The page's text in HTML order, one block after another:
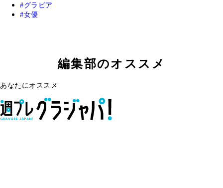
グラビア
女優
編集部のオススメ
あなたにオススメ